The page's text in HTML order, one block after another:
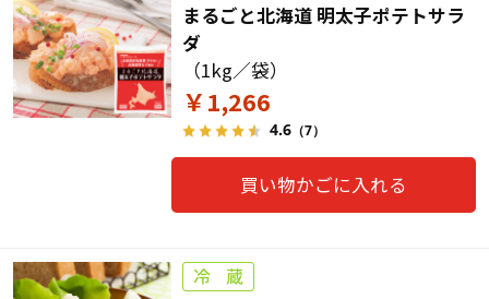
まるごと北海道 明太子ポテトサラ
ダ
（1kg／袋）
￥1,266
4.6（7）
買い物かごに入れる